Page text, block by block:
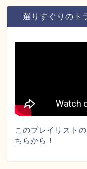
選りすぐりのト
このプレイリスト
ちらから！